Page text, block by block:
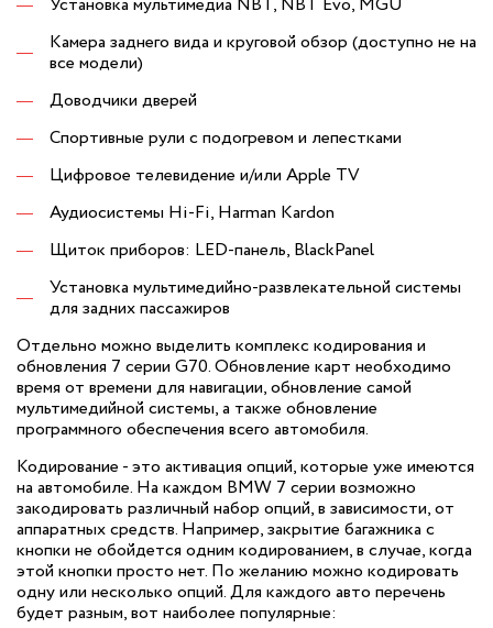
Установка мультимедиа NBT, NBT Evo, MGU
Камера заднего вида и круговой обзор (доступно не на
все модели)
Доводчики дверей
Спортивные рули с подогревом и лепестками
Цифровое телевидение и/или Apple TV
Аудиосистемы Hi-Fi, Harman Kardon
Щиток приборов: LED-панель, BlackPanel
Установка мультимедийно-развлекательной системы
для задних пассажиров
Отдельно можно выделить комплекс кодирования и
обновления 7 серии G70. Обновление карт необходимо
время от времени для навигации, обновление самой
мультимедийной системы, а также обновление
программного обеспечения всего автомобиля.
Кодирование - это активация опций, которые уже имеются
на автомобиле. На каждом BMW 7 серии возможно
закодировать различный набор опций, в зависимости, от
аппаратных средств. Например, закрытие багажника с
кнопки не обойдется одним кодированием, в случае, когда
этой кнопки просто нет. По желанию можно кодировать
одну или несколько опций. Для каждого авто перечень
будет разным, вот наиболее популярные: